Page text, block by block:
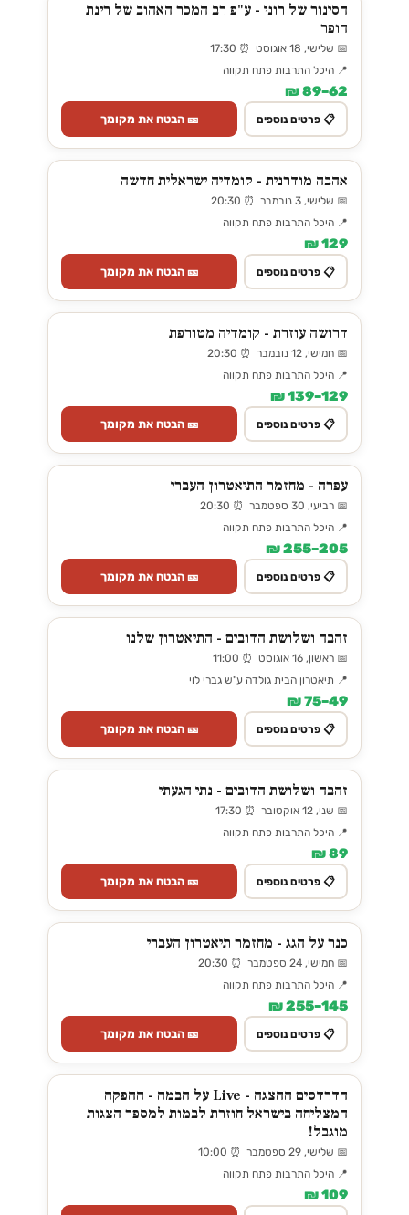
הסינור של רוני - ע"פ רב המכר האהוב של רינת
הופר
📅 שלישי, 18 אוגוסט ⏰ 17:30
📍 היכל התרבות פתח תקווה
62–89 ₪
📋 פרטים נוספים 🎫 הבטח את מקומך
אהבה מודרנית - קומדיה ישראלית חדשה
📅 שלישי, 3 נובמבר ⏰ 20:30
📍 היכל התרבות פתח תקווה
129 ₪
📋 פרטים נוספים 🎫 הבטח את מקומך
דרושה עוזרת - קומדיה מטורפת
📅 חמישי, 12 נובמבר ⏰ 20:30
📍 היכל התרבות פתח תקווה
129–139 ₪
📋 פרטים נוספים 🎫 הבטח את מקומך
עפרה - מחזמר התיאטרון העברי
📅 רביעי, 30 ספטמבר ⏰ 20:30
📍 היכל התרבות פתח תקווה
205–255 ₪
📋 פרטים נוספים 🎫 הבטח את מקומך
זהבה ושלושת הדובים - התיאטרון שלנו
📅 ראשון, 16 אוגוסט ⏰ 11:00
📍 תיאטרון הבית גולדה ע"ש גברי לוי
49–75 ₪
📋 פרטים נוספים 🎫 הבטח את מקומך
זהבה ושלושת הדובים - נתי הגעתי
📅 שני, 12 אוקטובר ⏰ 17:30
📍 היכל התרבות פתח תקווה
89 ₪
📋 פרטים נוספים 🎫 הבטח את מקומך
כנר על הגג - מחזמר תיאטרון העברי
📅 חמישי, 24 ספטמבר ⏰ 20:30
📍 היכל התרבות פתח תקווה
145–255 ₪
📋 פרטים נוספים 🎫 הבטח את מקומך
הדרדסים ההצגה - Live על הבמה - ההפקה
המצליחה בישראל חוזרת לבמות למספר הצגות
מוגבל!
📅 שלישי, 29 ספטמבר ⏰ 10:00
📍 היכל התרבות פתח תקווה
109 ₪